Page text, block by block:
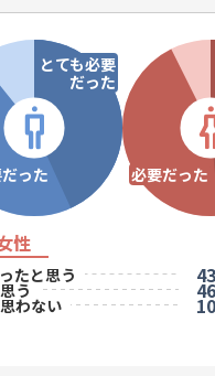
とても必要
だった
った 必要だった
性
たと思う
う
わない